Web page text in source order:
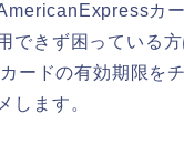
カ
できず困っている方
ードの有効期限を
します。